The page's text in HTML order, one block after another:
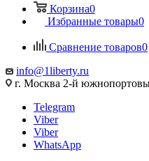
Корзина0
Избранные товары0
Сравнение товаров0
info@1liberty.ru
г. Москва 2-й
Telegram
Viber
Viber
WhatsApp